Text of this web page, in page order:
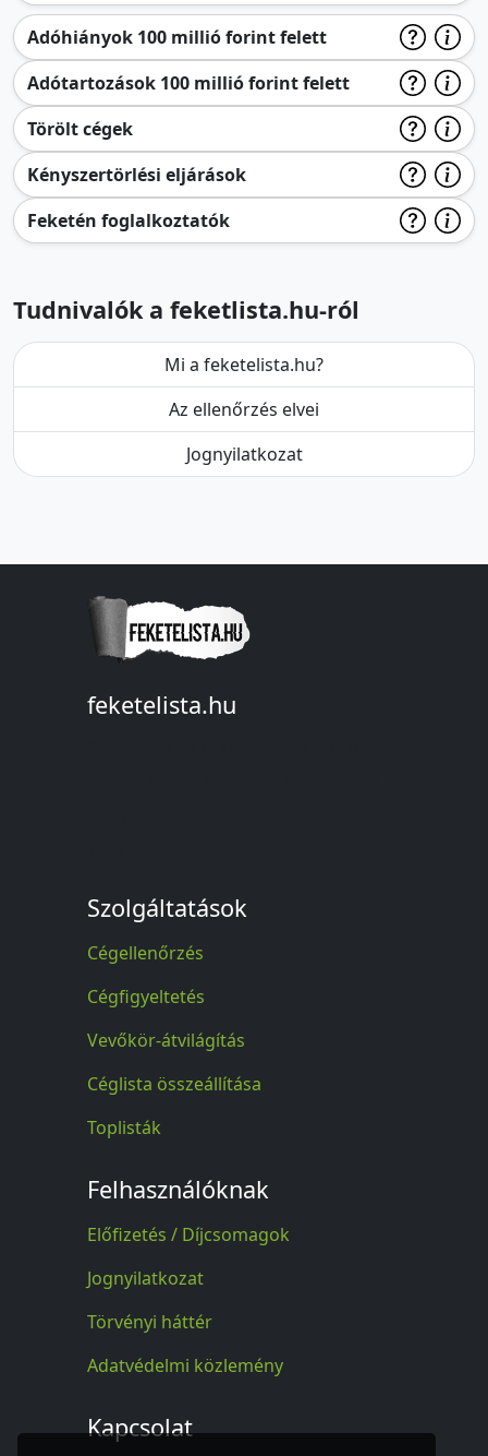
Adóhiányok 100 millió forint felett
Adótartozások 100 millió forint felett
Törölt cégek
Kényszertörlési eljárások
Feketén foglalkoztatók
Tudnivalók a feketlista.hu-ról
Mi a feketelista.hu?
Az ellenőrzés elvei
Jognyilatkozat
feketelista.hu
Szolgáltatások
Cégellenőrzés
Cégfigyeltetés
Vevőkör-átvilágítás
Céglista összeállítása
Toplisták
Felhasználóknak
Előfizetés / Díjcsomagok
Jognyilatkozat
Törvényi háttér
Adatvédelmi közlemény
Kapcsolat